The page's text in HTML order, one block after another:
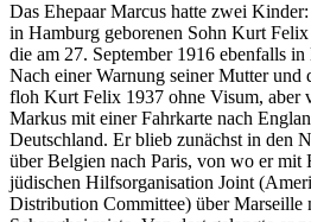
Das Ehepaar Marcus hatte zwei
in Hamburg geborenen Sohn Kurt
die am 27. September 1916 ebenfalls
Nach einer Warnung seiner Mutter und
floh Kurt Felix 1937 ohne Visum, aber
Markus mit einer Fahrkarte nach
Deutschland. Er blieb zunächst in den
über Belgien nach Paris, von wo er mit
jüdischen Hilfsorganisation Joint
Distribution Committee) über Marseille